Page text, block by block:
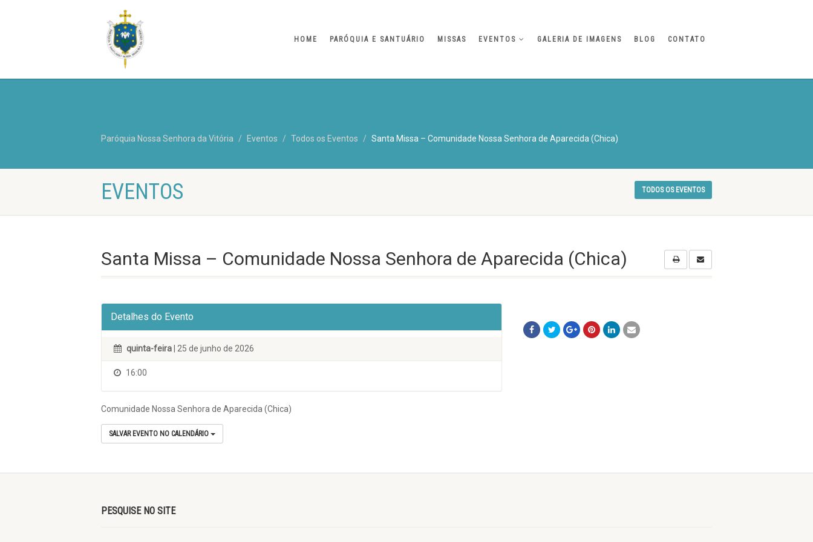
HOME PARÓQUIA E SANTUÁRIO MISSAS EVENTOS GALERIA DE IMAGENS BLOG CONTATO
Paróquia Nossa Senhora da Vitória Eventos Todos os Eventos Santa Missa – Comunidade Nossa Senhora de Aparecida (Chica)
EVENTOS TODOS OS EVENTOS
Santa Missa – Comunidade Nossa Senhora de Aparecida (Chica)
Detalhes do Evento
quinta-feira | 25 de junho de 2026
16:00
Comunidade Nossa Senhora de Aparecida (Chica)
SALVAR EVENTO NO CALENDÁRIO
PESQUISE NO SITE